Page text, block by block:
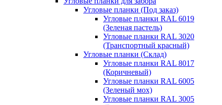
Угловые планки (Под заказ)
Угловые планки RAL 6019
(Зеленая пастель)
Угловые планки RAL 3020
(Транспортный красный)
Угловые планки (Склад)
Угловые планки RAL 8017
(Коричневый)
Угловые планки RAL 6005
(Зеленый мох)
Угловые планки RAL 3005